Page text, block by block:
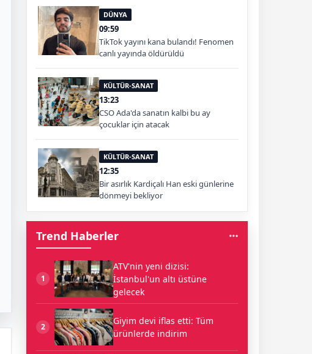
DÜNYA
09:59
TikTok yayını kana bulandı! Fenomen
canlı yayında öldürüldü
KÜLTÜR-SANAT
13:23
CSO Ada'da sanatın kalbi bu ay
çocuklar için atacak
KÜLTÜR-SANAT
12:35
Bir asırlık Kardiçalı Han eski günlerine
dönmeyi bekliyor
Trend Haberler
1
ATV'nin yeni dizisi:
İstanbul'un altı üstüne
gelecek
2
Giyim devi iflas etti: Tüm
ürünlerde indirim